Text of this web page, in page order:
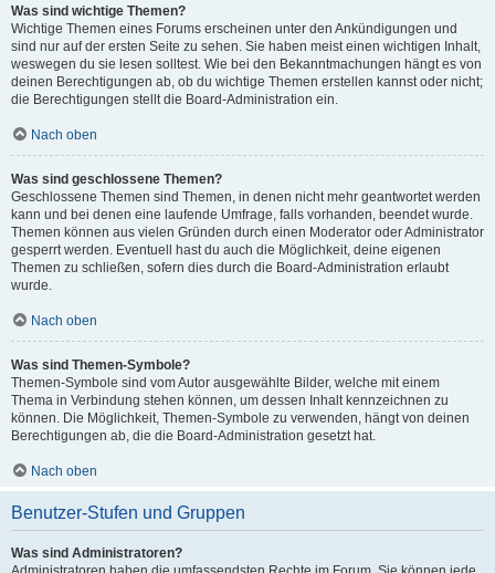
Was sind wichtige Themen?
Wichtige Themen eines Forums erscheinen unter den Ankündigungen und
sind nur auf der ersten Seite zu sehen. Sie haben meist einen wichtigen Inhalt,
weswegen du sie lesen solltest. Wie bei den Bekanntmachungen hängt es von
deinen Berechtigungen ab, ob du wichtige Themen erstellen kannst oder nicht;
die Berechtigungen stellt die Board-Administration ein.
Nach oben
Was sind geschlossene Themen?
Geschlossene Themen sind Themen, in denen nicht mehr geantwortet werden
kann und bei denen eine laufende Umfrage, falls vorhanden, beendet wurde.
Themen können aus vielen Gründen durch einen Moderator oder Administrator
gesperrt werden. Eventuell hast du auch die Möglichkeit, deine eigenen
Themen zu schließen, sofern dies durch die Board-Administration erlaubt
wurde.
Nach oben
Was sind Themen-Symbole?
Themen-Symbole sind vom Autor ausgewählte Bilder, welche mit einem
Thema in Verbindung stehen können, um dessen Inhalt kennzeichnen zu
können. Die Möglichkeit, Themen-Symbole zu verwenden, hängt von deinen
Berechtigungen ab, die die Board-Administration gesetzt hat.
Nach oben
Benutzer-Stufen und Gruppen
Was sind Administratoren?